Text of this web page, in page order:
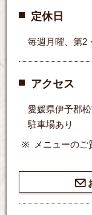
定休日
毎週月曜、第2
アクセス
愛媛県伊予郡
駐車場あり
メニューの